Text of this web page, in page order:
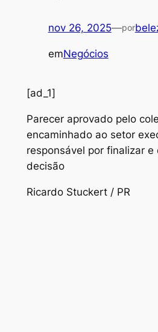
nov 26, 2025—por
emNegócios
[ad_1]
Parecer aprovado pelo
encaminhado ao setor
responsável por finalizar e
decisão
Ricardo Stuckert / PR